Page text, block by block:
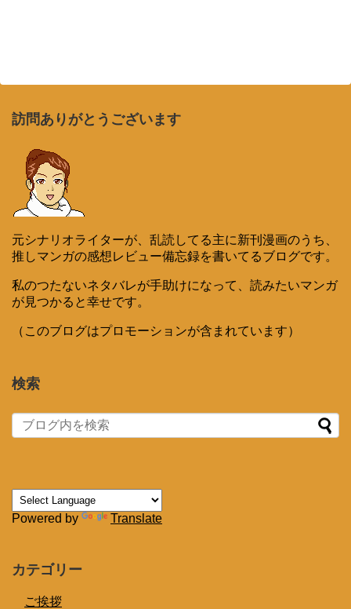
訪問ありがとうございます
元シナリオライターが、乱読してる主に新刊漫画のうち、
推しマンガの感想レビュー備忘録を書いてるブログです。
私のつたないネタバレが手助けになって、読みたいマンガ
が見つかると幸せです。
（このブログはプロモーションが含まれています）
検索
Powered by Translate
カテゴリー
ご挨拶